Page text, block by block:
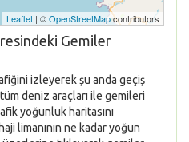
Leaflet | ©OpenStreetMapcontributors
Gemiler
izleyerek şu anda geçiş
deniz araçları ile gemileri
yoğunluk haritasını
limanının ne kadar yoğun